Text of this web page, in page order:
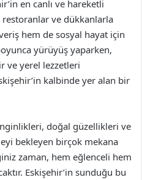
en canlı ve hareketli
ve dükkanlarla
hem de sosyal hayat için
yürüyüş yaparken,
ve yerel lezzetleri
kalbinde yer alan bir
doğal güzellikleri ve
bekleyen birçok mekana
zaman, hem eğlenceli hem
Eskişehir’in sunduğu bu